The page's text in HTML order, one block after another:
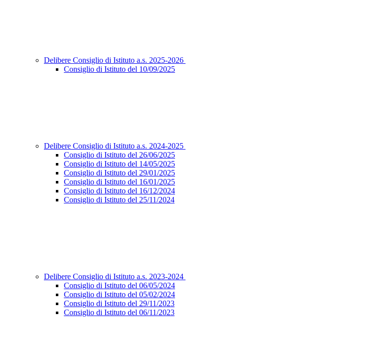
Delibere Consiglio di Istituto a.s. 2025-2026
Consiglio di Istituto del 10/09/2025
Delibere Consiglio di Istituto a.s. 2024-2025
Consiglio di Istituto del 26/06/2025
Consiglio di Istituto del 14/05/2025
Consiglio di Istituto del 29/01/2025
Consiglio di Istituto del 16/01/2025
Consiglio di Istituto del 16/12/2024
Consiglio di Istituto del 25/11/2024
Delibere Consiglio di Istituto a.s. 2023-2024
Consiglio di Istituto del 06/05/2024
Consiglio di Istituto del 05/02/2024
Consiglio di Istituto del 29/11/2023
Consiglio di Istituto del 06/11/2023